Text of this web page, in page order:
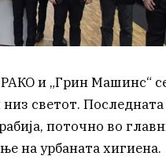
и „Грин Машинс“
светот.
поточно во
на урбаната хигиена.